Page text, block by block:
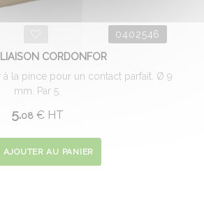
0402546
CORDONFOR
à la pince pour un contact parfait. Ø 9
mm. Par 5.
5.08 €HT
AJOUTER AU PANIER